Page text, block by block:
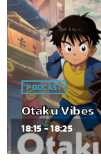
PODCAST
Otaku Vibes
18:15 - 18:25